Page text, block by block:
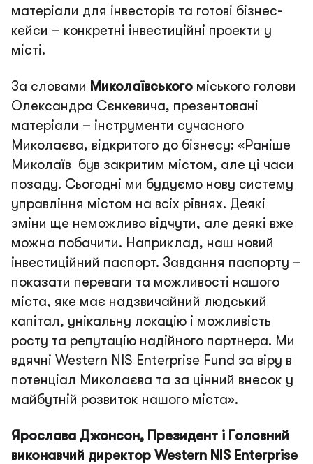
матеріали для інвесторів та готові бізнес-
кейси – конкретні інвестиційні проекти у
місті.
За словами Миколаївського міського голови
Олександра Сєнкевича, презентовані
матеріали – інструменти сучасного
Миколаєва, відкритого до бізнесу: «Раніше
Миколаїв був закритим містом, але ці часи
позаду. Сьогодні ми будуємо нову систему
управління містом на всіх рівнях. Деякі
зміни ще неможливо відчути, але деякі вже
можна побачити. Наприклад, наш новий
інвестиційний паспорт. Завдання паспорту –
показати переваги та можливості нашого
міста, яке має надзвичайний людський
капітал, унікальну локацію і можливість
росту та репутацію надійного партнера. Ми
вдячні Western NIS Enterprise Fund за віру в
потенціал Миколаєва та за цінний внесок у
майбутній розвиток нашого міста».
Ярослава Джонсон, Президент і Головний
виконавчий директор Western NІS Enterprise